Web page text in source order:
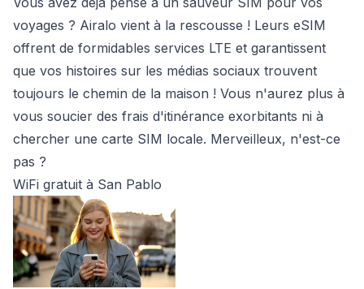
voyages ? Airalo vient à la rescousse ! Leurs eSIM
offrent de formidables services LTE et garantissent
que vos histoires sur les médias sociaux trouvent
toujours le chemin de la maison ! Vous n'aurez plus à
vous soucier des frais d'itinérance exorbitants ni à
chercher une carte SIM locale. Merveilleux, n'est-ce
pas ?
WiFi gratuit à San Pablo